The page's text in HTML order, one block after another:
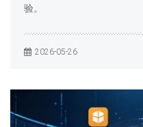
验。
2026-05-26